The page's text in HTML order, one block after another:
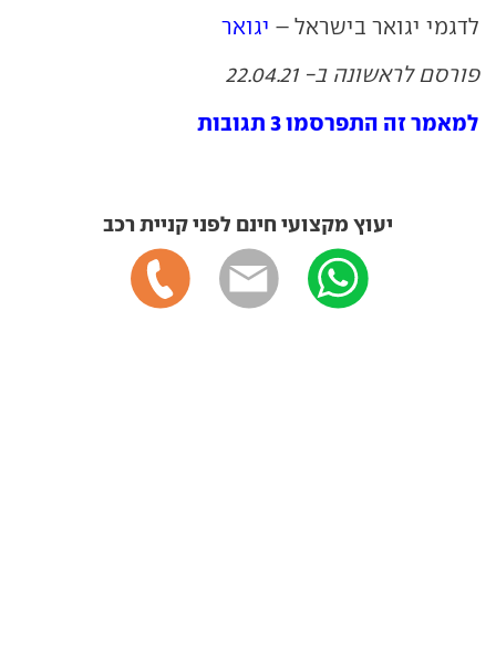
לדגמי יגואר בישראל – יגואר
פורסם לראשונה ב- 22.04.21
למאמר זה התפרסמו 3 תגובות
יעוץ מקצועי חינם לפני קניית רכב